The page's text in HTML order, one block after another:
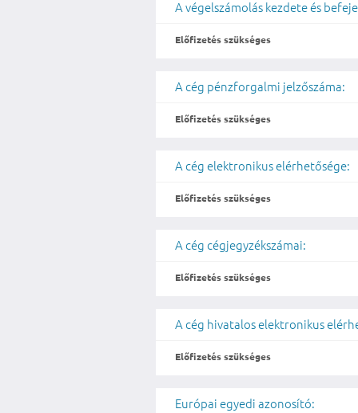
A végelszámolás kezdete és
Előfizetés szükséges
A cég pénzforgalmi jelzőszáma:
Előfizetés szükséges
A cég elektronikus elérhetősége:
Előfizetés szükséges
A cég cégjegyzékszámai:
Előfizetés szükséges
A cég hivatalos elektronikus
Előfizetés szükséges
Európai egyedi azonosító: